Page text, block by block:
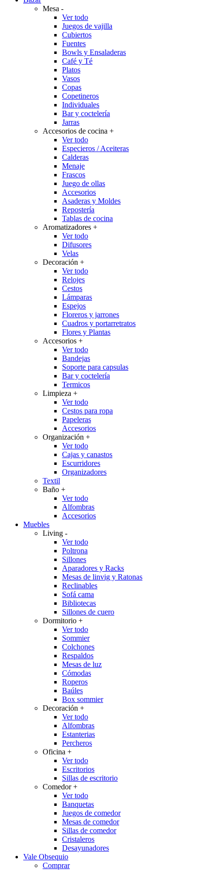
Mesa -
Ver todo
Juegos de vajilla
Cubiertos
Fuentes
Bowls y Ensaladeras
Café y Té
Platos
Vasos
Copas
Copetineros
Individuales
Bar y coctelería
Jarras
Accesorios de cocina +
Ver todo
Especieros / Aceiteras
Calderas
Menaje
Frascos
Juego de ollas
Accesorios
Asaderas y Moldes
Repostería
Tablas de cocina
Aromatizadores +
Ver todo
Difusores
Velas
Decoración +
Ver todo
Relojes
Cestos
Lámparas
Espejos
Floreros y jarrones
Cuadros y portarretratos
Flores y Plantas
Accesorios +
Ver todo
Bandejas
Soporte para capsulas
Bar y coctelería
Termicos
Limpieza +
Ver todo
Cestos para ropa
Papeleras
Accesorios
Organización +
Ver todo
Cajas y canastos
Escurridores
Organizadores
Textil
Baño +
Ver todo
Alfombras
Accesorios
Muebles
Living -
Ver todo
Poltrona
Sillones
Aparadores y Racks
Mesas de linvig y Ratonas
Reclinables
Sofá cama
Bibliotecas
Sillones de cuero
Dormitorio +
Ver todo
Sommier
Colchones
Respaldos
Mesas de luz
Cómodas
Roperos
Baúles
Box sommier
Decoración +
Ver todo
Alfombras
Estanterias
Percheros
Oficina +
Ver todo
Escritorios
Sillas de escritorio
Comedor+
Ver todo
Banquetas
Juegos de comedor
Mesas de comedor
Sillas de comedor
Cristaleros
Desayunadores
Vale Obsequio
Comprar